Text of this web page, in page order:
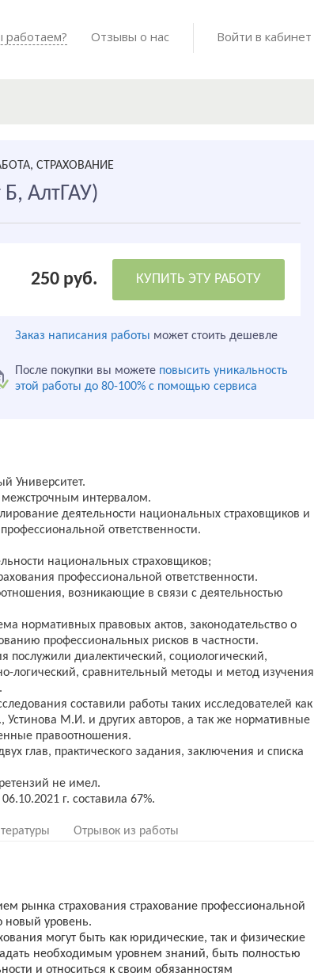
Как мы работаем? Готовые работы
работаем? Отзывы о нас Войти в кабинет
СТРАХОВАНИЕ
АлтГАУ)
250 руб. КУПИТЬ ЭТУ РАБОТУ
Заказ написания работы может стоить дешевле
После покупки вы можете повысить уникальность
этой работы до 80-100% с помощью сервиса
Университет.
межстрочным интервалом.
деятельности национальных страховщиков и
ответственности.
национальных страховщиков;
профессиональной ответственности.
возникающие в связи с деятельностью
нормативных правовых актов, законодательство о
профессиональных рисков в частности.
послужили диалектический, социологический,
логический, сравнительный методы и метод изучения
составили работы таких исследователей как
Устинова М.И. и других авторов, а так же нормативные
правоотношения.
глав, практического задания, заключения и списка
не имел.
Отрывок из работы
рынка страхования страхование профессиональной
новый уровень.
могут быть как юридические, так и физические
необходимым уровнем знаний, быть полностью
и относиться к своим обязанностям